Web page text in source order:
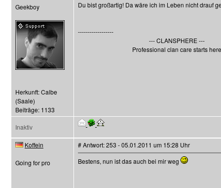
Geekboy
Herkunft: Calbe
(Saale)
Beiträge: 1133
Du bist großartig! Da wäre ich im Leben nicht drauf
------------------
--- CLANSPHERE ---
Professional clan care starts here
Inaktiv
Koffein
Going for pro
# Antwort: 253 - 05.01.2011 um 15:28 Uhr
Bestens, nun ist das auch bei mir weg